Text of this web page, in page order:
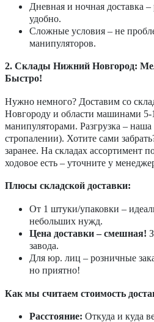
Дневная и ночная доставка –
удобно.
Сложные условия – не
манипуляторов.
2. Склады Нижний Новгород:
Быстро!
Нужно немного? Доставим со
Новгороду и области машинами 5-
манипуляторами. Разгрузка –
стропалении). Хотите сами
заранее. На складах ассортимент
ходовое есть – уточните у
Плюсы складской доставки:
От 1 штуки/упаковки –
небольших нужд.
Цена доставки – смешная!
завода.
Для юр. лиц – розничные
но приятно!
Как мы считаем стоимость
Расстояние: Откуда и куда